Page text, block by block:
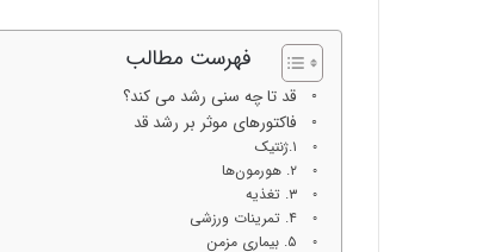
فهرست مطالب
قد تا چه سنی رشد می کند؟
فاکتورهای موثر بر رشد قد
۱.ژنتیک
۲. هورمون‌ها
۳. تغذیه
۴. تمرینات ورزشی
۵. بیماری مزمن